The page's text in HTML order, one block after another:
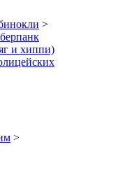
>
и хиппи)
>